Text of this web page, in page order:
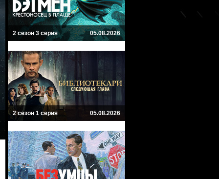
2 сезон 3 серия 05.08.2026
2 сезон 1 серия 05.08.2026